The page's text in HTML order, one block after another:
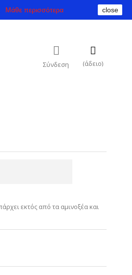
(άδειο)
Σύνδεση
εκτός από τα αμινοξέα και
Μάθε περισσότερα close